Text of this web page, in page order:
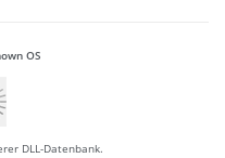
OS
DLL-Datenbank.